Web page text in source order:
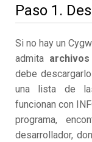
Paso 1.
Si no hay un
admita
debe
una lista de
funcionan con
programa,
desarrollador,